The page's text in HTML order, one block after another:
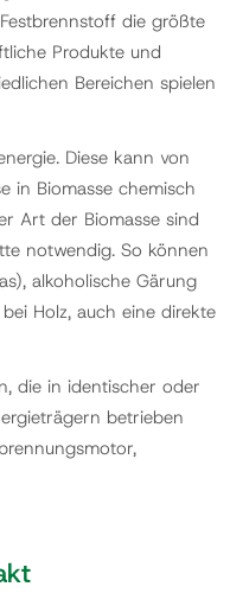
die größte
Produkte und
Bereichen spielen
Diese kann von
in Biomasse chemisch
Art der Biomasse sind
notwendig. So können
alkoholische Gärung
Holz, auch eine direkte
die in identischer oder
betrieben